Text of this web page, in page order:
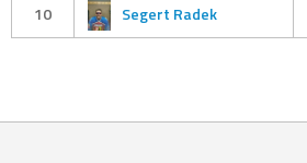
10
Segert Radek